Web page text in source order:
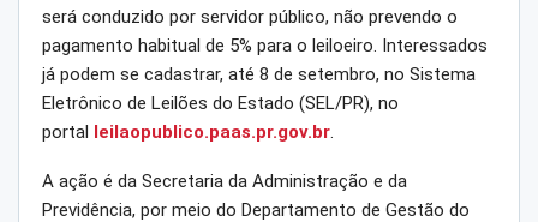
será conduzido por servidor público, não prevendo o
pagamento habitual de 5% para o leiloeiro. Interessados
já podem se cadastrar, até 8 de setembro, no Sistema
Eletrônico de Leilões do Estado (SEL/PR), no
portal leilaopublico.paas.pr.gov.br.
A ação é da Secretaria da Administração e da
Previdência, por meio do Departamento de Gestão do